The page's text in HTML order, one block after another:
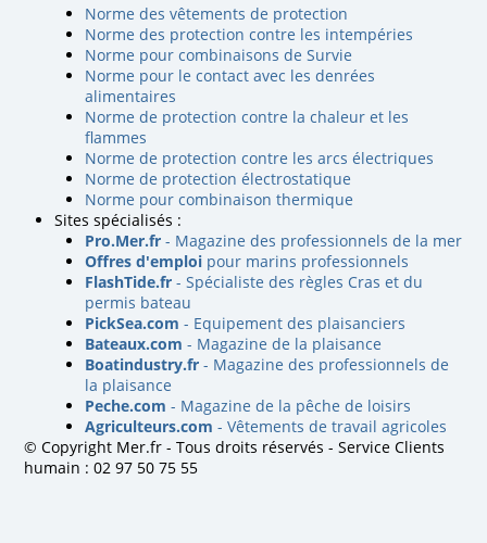
Norme des vêtements de protection
Norme des protection contre les intempéries
Norme pour combinaisons de Survie
Norme pour le contact avec les denrées
alimentaires
Norme de protection contre la chaleur et les
flammes
Norme de protection contre les arcs électriques
Norme de protection électrostatique
Norme pour combinaison thermique
Sites spécialisés :
Pro.Mer.fr - Magazine des professionnels de la mer
Offres d'emploi pour marins professionnels
FlashTide.fr - Spécialiste des règles Cras et du
permis bateau
PickSea.com - Equipement des plaisanciers
Bateaux.com - Magazine de la plaisance
Boatindustry.fr - Magazine des professionnels de
la plaisance
Peche.com - Magazine de la pêche de loisirs
Agriculteurs.com - Vêtements de travail agricoles
© Copyright Mer.fr - Tous droits réservés - Service Clients
humain : 02 97 50 75 55